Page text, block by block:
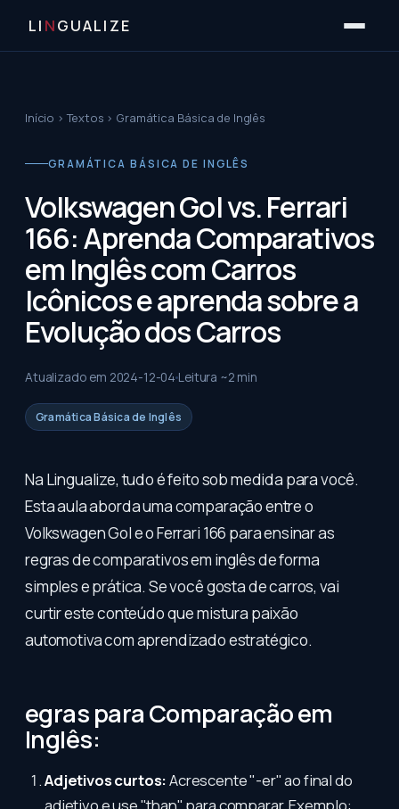
LI NGUALIZE
Início ›Textos › Gramática Básica de Inglês
GRAMÁTICA BÁSICA DE INGLÊS
Volkswagen Gol vs. Ferrari
166: Aprenda Comparativos
em Inglês com Carros
Icônicos e aprenda sobre a
Evolução dos Carros
Atualizado em 2024-12-04 Leitura ~2 min
Gramática Básica de Inglês
Na Lingualize, tudo é feito sob medida para você.
Esta aula aborda uma comparação entre o
Volkswagen Gol e o Ferrari 166 para ensinar as
regras de comparativos em inglês de forma
simples e prática. Se você gosta de carros, vai
curtir este conteúdo que mistura paixão
automotiva com aprendizado estratégico.
egras para Comparação em
Inglês:
Adjetivos curtos:Acrescente "-er" ao final do